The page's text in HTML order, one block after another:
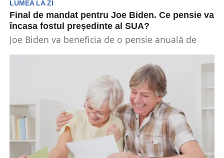
LUMEA LA ZI
Final de mandat pentru Joe Biden. Ce pensie va
încasa fostul președinte al SUA?
Joe Biden va beneficia de o pensie anuală de